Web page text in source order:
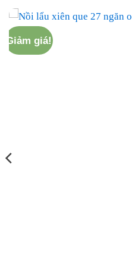
Giảm giá!